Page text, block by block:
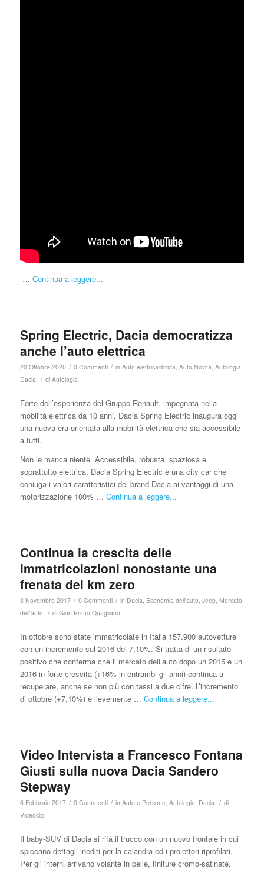
… Continua a leggere...
Spring Electric, Dacia democratizza
anche l’auto elettrica
20 Ottobre 2020 / 0 Commenti / in Auto elettrica/ibrida Auto Novità Autologia
Dacia / di Autologia
Forte dell’esperienza del Gruppo Renault, impegnata nella
mobilità elettrica da 10 anni, Dacia Spring Electric inaugura oggi
una nuova era orientata alla mobilità elettrica che sia accessibile
a tutti.
Non le manca niente. Accessibile, robusta, spaziosa e
soprattutto elettrica, Dacia Spring Electric è una city car che
coniuga i valori caratteristici del brand Dacia ai vantaggi di una
motorizzazione 100% … Continua a leggere...
Continua la crescita delle
immatricolazioni nonostante una
frenata dei km zero
3 Novembre 2017 / 0 Commenti / in Dacia Economia dell'auto, Jeep, Mercato
dell'auto / di Gian Primo Quagliano
In ottobre sono state immatricolate in Italia 157.900 autovetture
con un incremento sul 2016 del 7,10%. Si tratta di un risultato
positivo che conferma che il mercato dell’auto dopo un 2015 e un
2016 in forte crescita (+16% in entrambi gli anni) continua a
recuperare, anche se non più con tassi a due cifre. L’incremento
di ottobre (+7,10%) è lievemente … Continua a leggere...
Video Intervista a Francesco Fontana
Giusti sulla nuova Dacia Sandero
Stepway
6 Febbraio 2017 / 0 Commenti / in Auto e Persone, Autologia, Dacia / di
Videoclip
Il baby-SUV di Dacia si rifà il trucco con un nuovo frontale in cui
spiccano dettagli inediti per la calandra ed i proiettori riprofilati.
Per gli interni arrivano volante in pelle, finiture cromo-satinate,